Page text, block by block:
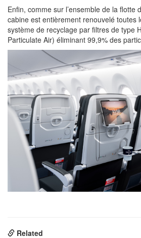
Enfin, comme sur l’ensemble de la flotte
cabine est entièrement renouvelé toutes
système de recyclage par filtres de type
Particulate Air) éliminant 99,9% des
Related